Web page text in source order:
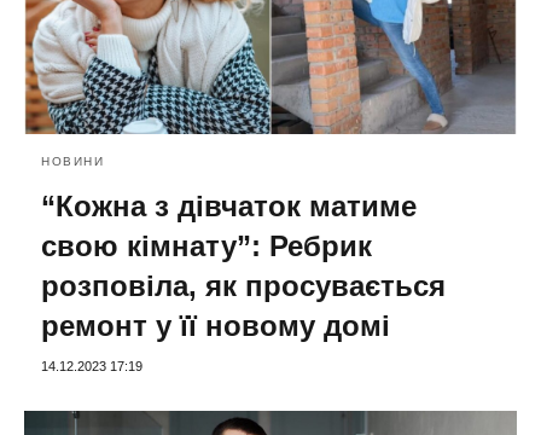
НОВИНИ
“Кожна з дівчаток матиме
свою кімнату”: Ребрик
розповіла, як просувається
ремонт у її новому домі
14.12.2023 17:19